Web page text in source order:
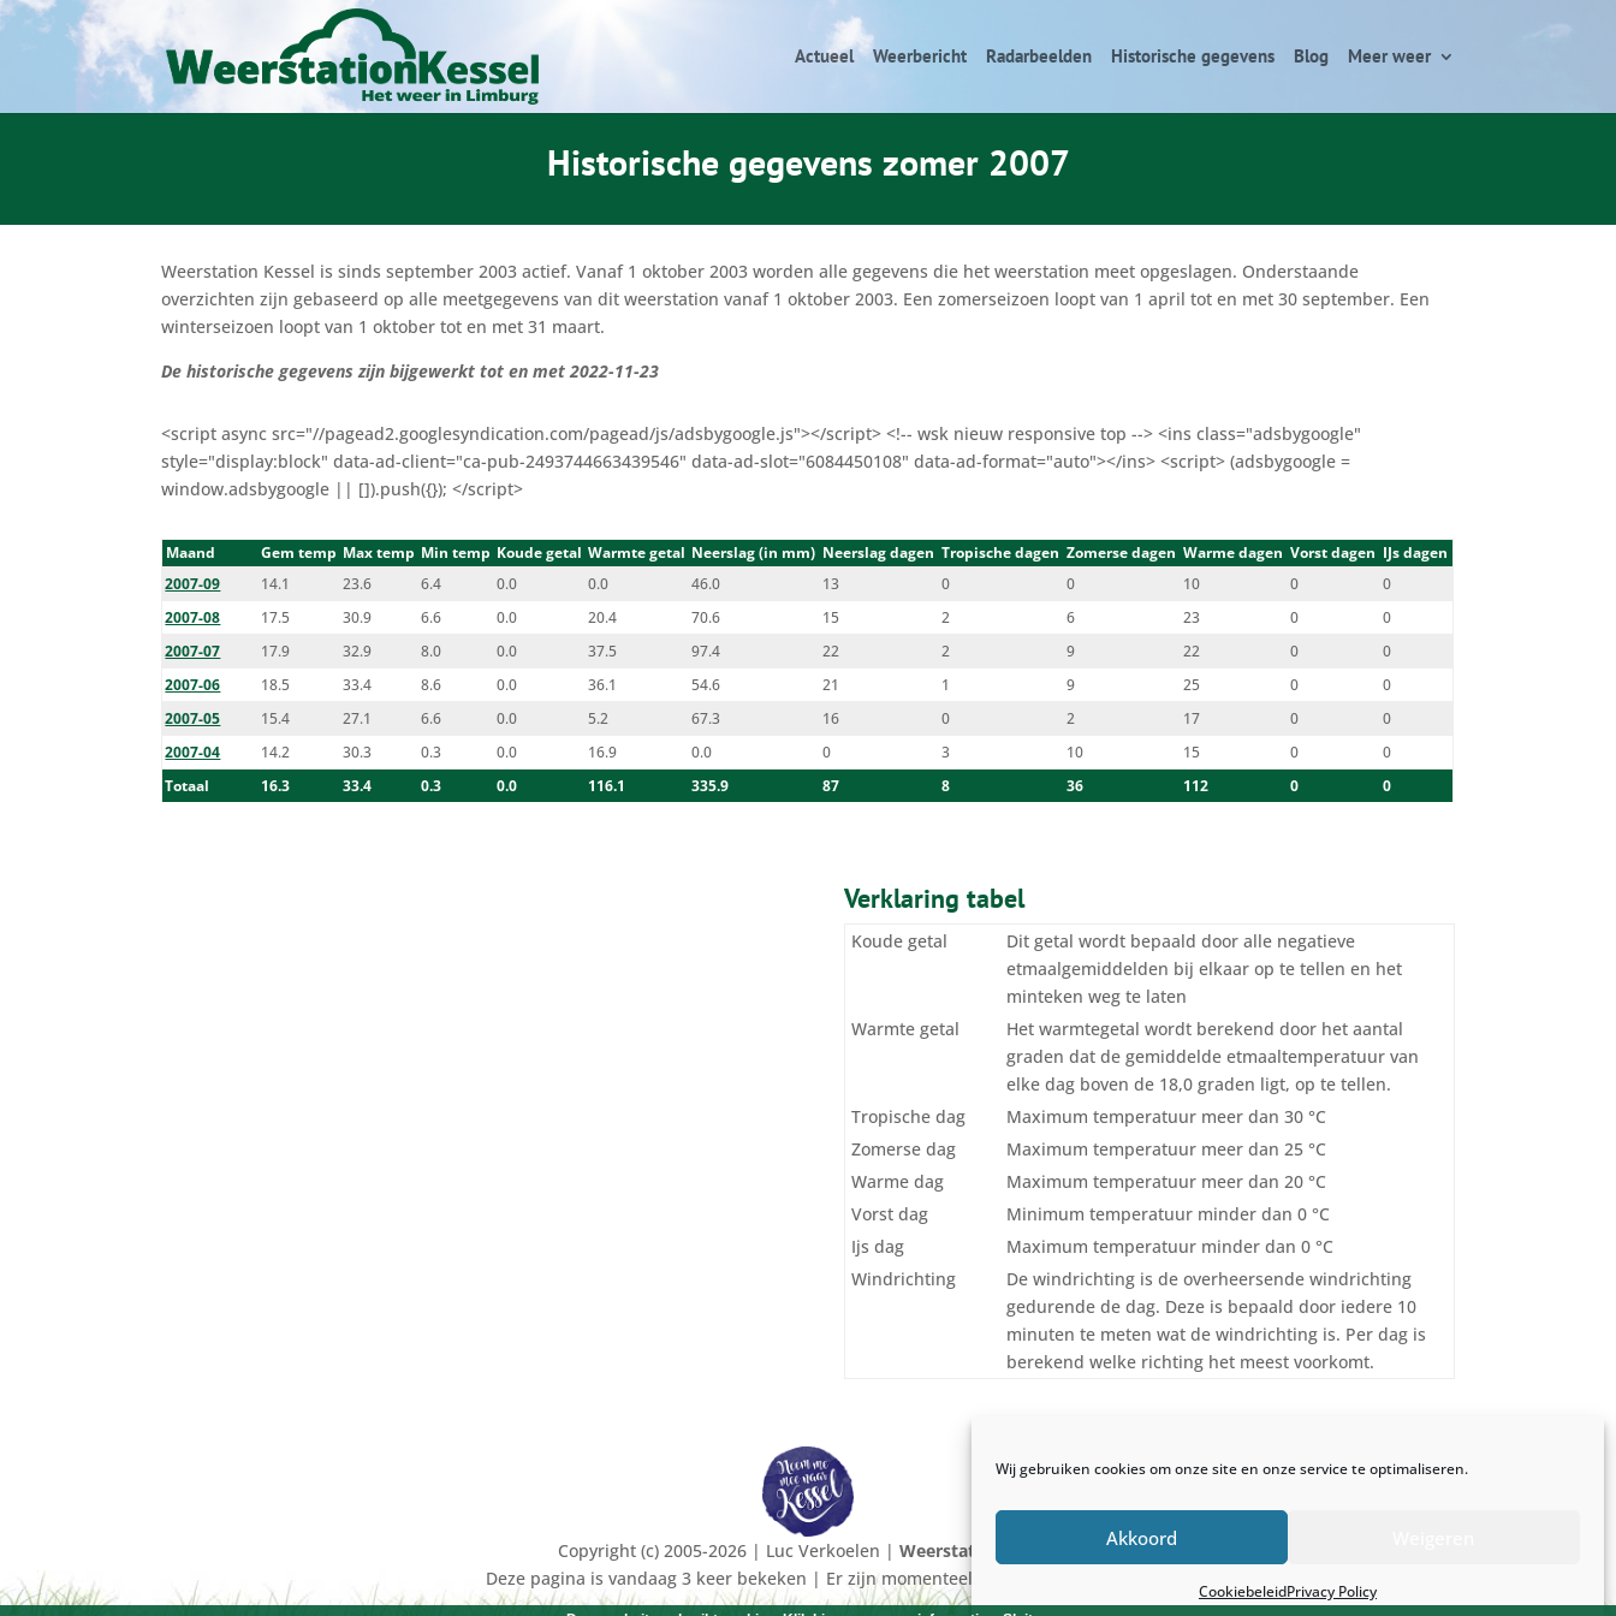
Wij gebruiken cookies om onze site en onze service te optimaliseren.
Akkoord
CookiebeleidPrivacy Policy
Actueel Weerbericht Radarbeelden Historische gegevens Blog Meer weer
Historische gegevens zomer 2007
Weerstation Kessel is sinds september 2003 actief. Vanaf 1 oktober 2003 worden alle gegevens die het weerstation meet opgeslagen. Onderstaande
overzichten zijn gebaseerd op alle meetgegevens van dit weerstation vanaf 1 oktober 2003. Een zomerseizoen loopt van 1 april tot en met 30 september. Een
winterseizoen loopt van 1 oktober tot en met 31 maart.
De historische gegevens zijn bijgewerkt tot en met 2022-11-23
<script async src="//pagead2.googlesyndication.com/pagead/js/adsbygoogle.js"></script> <!-- wsk nieuw responsive top --> <ins class="adsbygoogle"
style="display:block" data-ad-client="ca-pub-2493744663439546" data-ad-slot="6084450108" data-ad-format="auto"></ins> <script> (adsbygoogle =
window.adsbygoogle || []).push({}); </script>
Maand Gem temp Max temp Min temp Koude getal Warmte getal Neerslag (in mm) Neerslag dagen Tropische dagen Zomerse dagen Warme dagen Vorst dagen IJs dagen
2007-09
14.1 23.6 6.4 0.0 0.0 46.0 13 0 0 10 0
0
2007-08
17.5 30.9 6.6 0.0 20.4 70.6 15 2 6 23 0
0
2007-07
17.9 32.9 8.0 0.0 37.5 97.4 22 2 9 22 0
0
2007-06
18.5 33.4 8.6 0.0 36.1 54.6 21 1 9 25 0
0
2007-05
15.4 27.1 6.6 0.0 5.2 67.3 16 0 2 17 0
0
2007-04
14.2 30.3 0.3 0.0 16.9 0.0 0 3 10 15 0
0
Totaal
16.3 33.4 0.3 0.0 116.1 335.9 87 8 36 112 0 0
Verklaring tabel
Koude getal
Dit getal wordt bepaald door alle negatieve
etmaalgemiddelden bij elkaar op te tellen en het
minteken weg te laten
Warmte getal
Het warmtegetal wordt berekend door het aantal
graden dat de gemiddelde etmaaltemperatuur van
elke dag boven de 18,0 graden ligt, op te tellen.
Tropische dag
Maximum temperatuur meer dan 30 °C
Zomerse dag
Maximum temperatuur meer dan 25 °C
Warme dag
Maximum temperatuur meer dan 20 °C
Vorst dag
Minimum temperatuur minder dan 0 °C
Ijs dag
Maximum temperatuur minder dan 0 °C
Windrichting
De windrichting is de overheersende windrichting
gedurende de dag. Deze is bepaald door iedere 10
minuten te meten wat de windrichting is. Per dag is
berekend welke richting het meest voorkomt.
Copyright (c) 2005-2026 | Luc Verkoelen | Weerstation kessel
Deze pagina is vandaag 3 keer bekeken | Er zijn momenteel 7 bezoekers online